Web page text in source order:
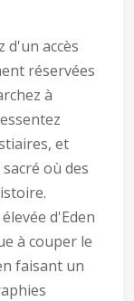
d'un accès
réservées
à
et
où des
d'Eden
à couper le
faisant un